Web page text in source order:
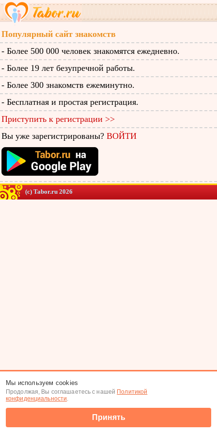
Популярный сайт знакомств
- Более 500 000 человек знакомятся ежедневно.
- Более 19 лет безупречной работы.
- Более 300 знакомств ежеминутно.
- Бесплатная и простая регистрация.
Приступить к регистрации >>
Вы уже зарегистрированы? ВОЙТИ
(c) Tabor.ru 2026
Мы используем cookies
Продолжая, Вы соглашаетесь с нашей Политикой
конфиденциальности.
Принять